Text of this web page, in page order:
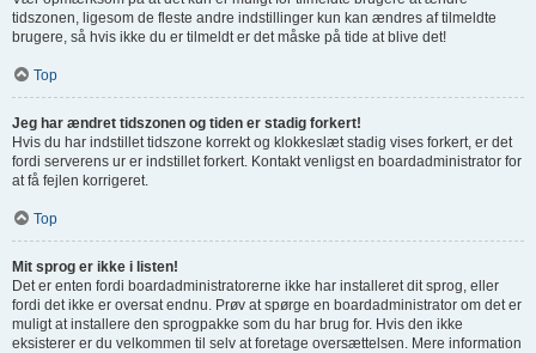
tidszonen, ligesom de fleste andre indstillinger kun kan ændres af tilmeldte
brugere, så hvis ikke du er tilmeldt er det måske på tide at blive det!
Top
Jeg har ændret tidszonen og tiden er stadig forkert!
Hvis du har indstillet tidszone korrekt og klokkeslæt stadig vises forkert, er det
fordi serverens ur er indstillet forkert. Kontakt venligst en boardadministrator for
at få fejlen korrigeret.
Top
Mit sprog er ikke i listen!
Det er enten fordi boardadministratorerne ikke har installeret dit sprog, eller
fordi det ikke er oversat endnu. Prøv at spørge en boardadministrator om det er
muligt at installere den sprogpakke som du har brug for. Hvis den ikke
eksisterer er du velkommen til selv at foretage oversættelsen. Mere information